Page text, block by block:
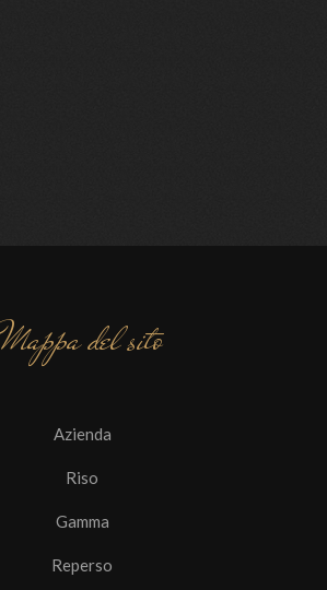
Mappa del sito
Azienda
Riso
Gamma
Reperso